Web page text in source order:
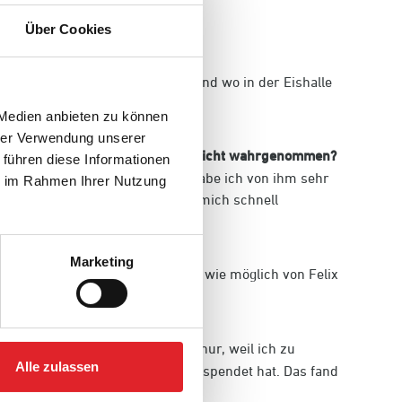
Über Cookies
anbieten zu können
Verwendung unserer
diese Informationen
Rahmen Ihrer Nutzung
Marketing
Alle zulassen
die Reihenfolge was ich wie und wo in der Eishalle
wie hast du es aus deiner Sicht wahrgenommen?
von Felix Brückmann habe ich von ihm sehr
im Team anzukommen und mich schnell
Saison anknüpfen und so viel wie möglich von Felix
Haare hatte ich eigentlich nur, weil ich zu
gesehen, der seine Haare gespendet hat. Das fand